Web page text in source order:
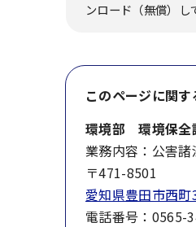
ンロード（無償）し
このページに関す
環境部 環境保全
業務内容：公害
〒471-8501
愛知県豊田市西
電話番号：